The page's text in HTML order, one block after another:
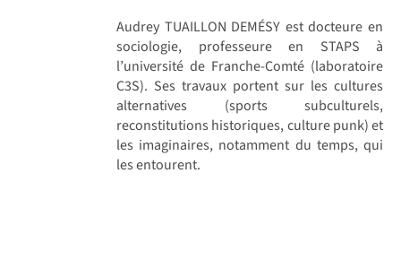
Audrey TUAILLON DEMÉSY est docteure en
sociologie, professeure en STAPS à
l’université de Franche-Comté (laboratoire
C3S). Ses travaux portent sur les cultures
alternatives (sports subculturels,
reconstitutions historiques, culture punk) et
les imaginaires, notamment du temps, qui
les entourent.